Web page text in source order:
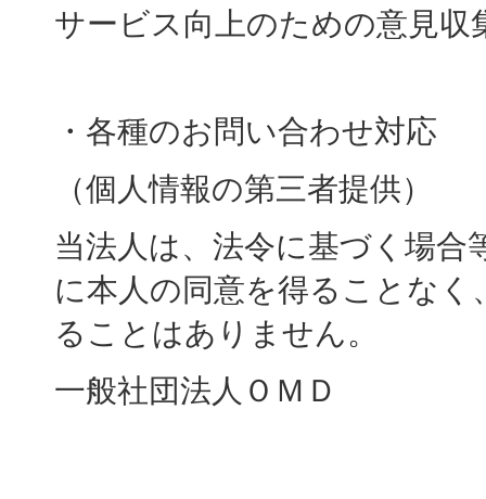
サービス向上のための意見収
・各種のお問い合わせ対応
（個人情報の第三者提供）
当法人は、法令に基づく場合
に本人の同意を得ることなく
ることはありません。
一般社団法人ＯＭＤ